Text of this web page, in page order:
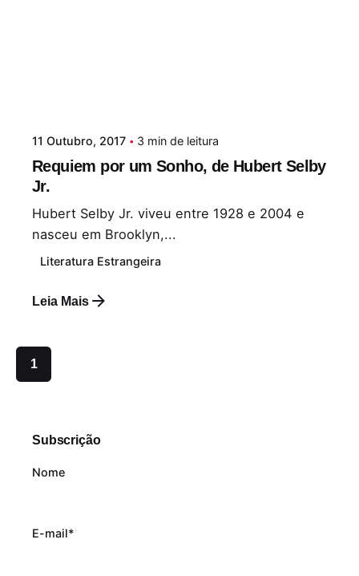
11 Outubro, 2017 3 min de leitura
Requiem por um Sonho, de Hubert Selby
Jr.
Hubert Selby Jr. viveu entre 1928 e 2004 e
nasceu em Brooklyn,...
Literatura Estrangeira
Leia Mais
1
Subscrição
Nome
E-mail*